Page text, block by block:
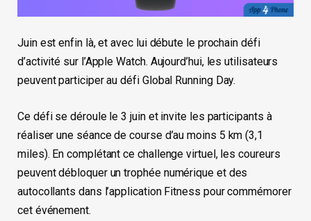
Juin est enfin là, et avec lui débute le prochain défi
d’activité sur l’Apple Watch. Aujourd’hui, les utilisateurs
peuvent participer au défi Global Running Day.
Ce défi se déroule le 3 juin et invite les participants à
réaliser une séance de course d’au moins 5 km (3,1
miles). En complétant ce challenge virtuel, les coureurs
peuvent débloquer un trophée numérique et des
autocollants dans l’application Fitness pour commémorer
cet événement.